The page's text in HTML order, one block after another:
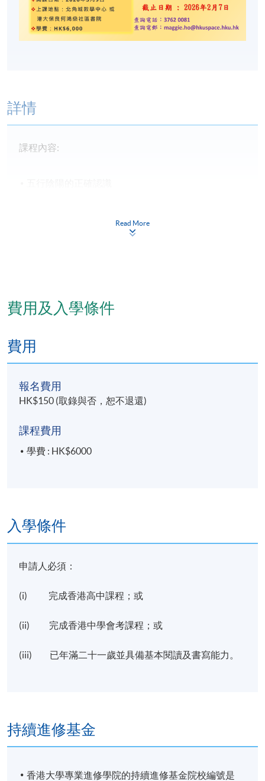
詳情
課程內容:
玄空風水的源流及學理
玄空風水健康規劃佈局的實例賞析
評核方法：
完成本課程並於各評核中獲得合格成績者，將按香港
空風水健康規劃 )。
日期 / 時間
逢周一，7:00pm - 10:00pm
修業期
測驗 : 2026年5月11日
Read More
費用及入學條件
費用
報名費用
HK$150 (取錄與否，恕不退還)
課程費用
學費 : HK$6000
入學條件
申請人必須：
(i) 完成香港高中課程；或
(ii) 完成香港中學會考課程；或
(iii) 已年滿二十一歲並具備基本閱讀及書寫能力。
持續進修基金
香港大學專業進修學院的持續進修基金院校編號是